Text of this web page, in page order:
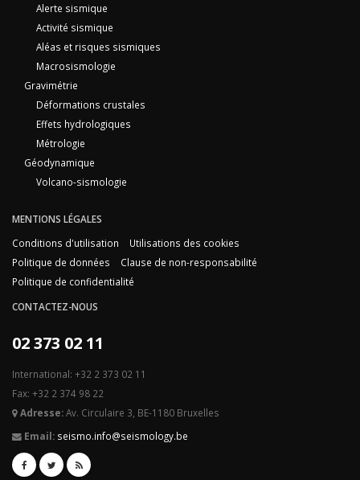
Alerte sismique
Activité sismique
Aléas et risques sismiques
Macrosismologie
Gravimétrie
Déformations crustales
Effets hydrologiques
Métrologie
Géodynamique
Volcano-sismologie
MENTIONS LÉGALES
Conditions d'utilisation
Utilisations des cookies
Politique de données
Clause de non-responsabilité
Politique de confidentialité
CONTACTEZ-NOUS
02 373 02 11
International: +32 2 373 02 11
Fax: +32 2 374 98 22
Adresse:Av. Circulaire 3, BE-1180 Bruxelles
Email: seismo.info@seismology.be